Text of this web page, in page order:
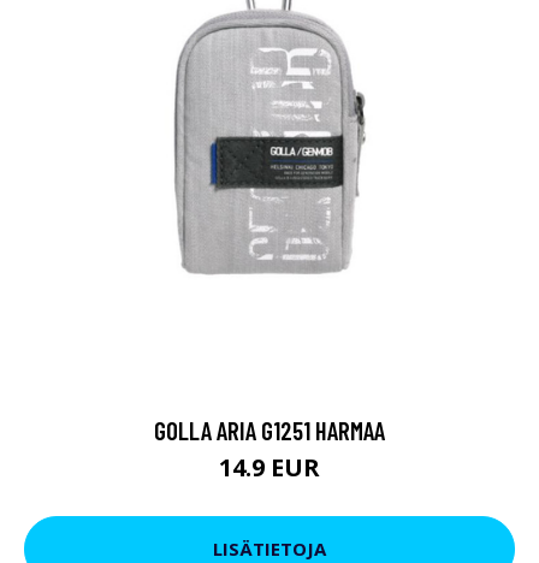
GOLLA ARIA G1251 HARMAA
14.9 EUR
LISÄTIETOJA